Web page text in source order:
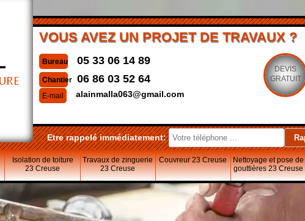
VOUS AVEZ UN PROJET DE TRAVAUX ?
Bureau 05 33 06 14 89
Chantier 06 86 03 52 64
E-mail alainmalla063@gmail.com
DEVIS
GRATUIT
Etre rappelé immédiatement:
Isolation de toiture
23 Creuse
Travaux de zinguerie
23 Creuse
Couvreur 23 Creuse
Nettoyage et pose de
gouttières 23 Creuse